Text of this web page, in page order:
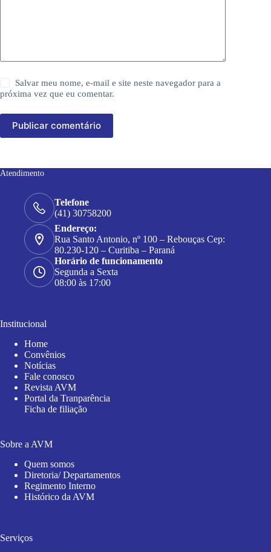
Salvar meu nome, e-mail e site neste navegador para a
próxima vez que eu comentar.
Publicar comentário
Atendimento
Telefone
(41) 30758200
Endereço:
Rua Santo Antonio, nº 100 – Rebouças Cep:
80.230-120 – Curitiba – Paraná
Horário de funcionamento
Segunda a Sexta
08:00 às 17:00
Institucional
Home
Convênios
Notícias
Fale conosco
Revista AVM
Portal da Tranparência
Ficha de filiação
Sobre a AVM
Quem somos
Diretoria/ Departamentos
Regimento Interno
Histórico da AVM
Serviços